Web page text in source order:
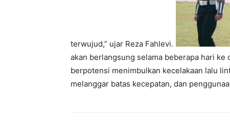
terwujud,” ujar Reza Fahlevi.
akan berlangsung selama beberapa hari
berpotensi menimbulkan kecelakaan lalu
melanggar batas kecepatan, dan